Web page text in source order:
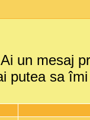
un mesaj
putea sa